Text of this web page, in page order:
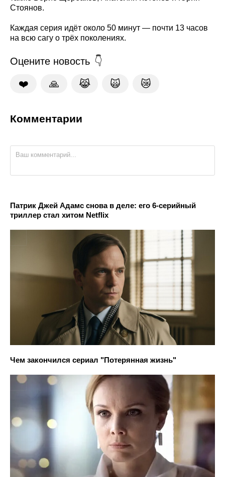
Стоянов.
Каждая серия идёт около 50 минут — почти 13 часов
на всю сагу о трёх поколениях.
Оцените новость
❤️ 🙏 😹 🙀 😿
Комментарии
Патрик Джей Адамс снова в деле: его 6-серийный
триллер стал хитом Netflix
Чем закончился сериал "Потерянная жизнь"